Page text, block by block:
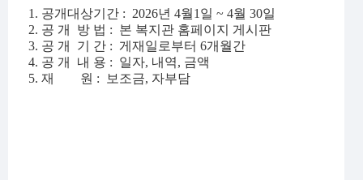
1. 공개대상기간 : 2026년 4월1일 ~ 4월 30일
2. 공 개
방 법 : 본 복지관 홈페이지 게시판
3. 공 개 기 간 : 게재일로부터 6개월간
4. 공 개
내 용 : 일자, 내역, 금액
5. 재 원 : 보조금, 자부담